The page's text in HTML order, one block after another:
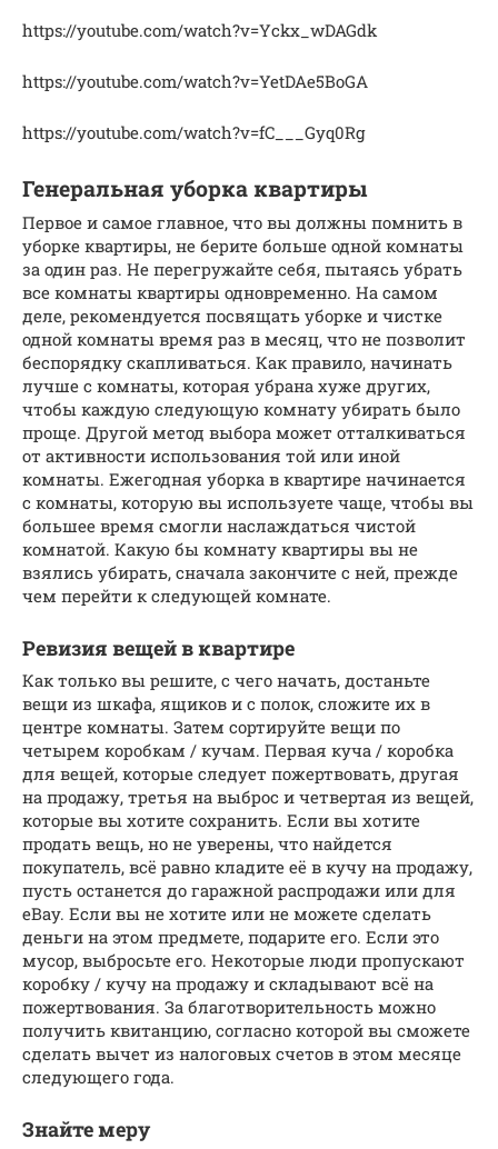
https://youtube.com/watch?v=Yckx_wDAGdk
https://youtube.com/watch?v=YetDAe5BoGA
https://youtube.com/watch?v=fC___Gyq0Rg
Генеральная уборка квартиры
Первое и самое главное, что вы должны помнить в
уборке квартиры, не берите больше одной комнаты
за один раз. Не перегружайте себя, пытаясь убрать
все комнаты квартиры одновременно. На самом
деле, рекомендуется посвящать уборке и чистке
одной комнаты время раз в месяц, что не позволит
беспорядку скапливаться. Как правило, начинать
лучше с комнаты, которая убрана хуже других,
чтобы каждую следующую комнату убирать было
проще. Другой метод выбора может отталкиваться
от активности использования той или иной
комнаты. Ежегодная уборка в квартире начинается
с комнаты, которую вы используете чаще, чтобы вы
большее время смогли наслаждаться чистой
комнатой. Какую бы комнату квартиры вы не
взялись убирать, сначала закончите с ней, прежде
чем перейти к следующей комнате.
Ревизия вещей в квартире
Как только вы решите, с чего начать, достаньте
вещи из шкафа, ящиков и с полок, сложите их в
центре комнаты. Затем сортируйте вещи по
четырем коробкам / кучам. Первая куча / коробка
для вещей, которые следует пожертвовать, другая
на продажу, третья на выброс и четвертая из вещей,
которые вы хотите сохранить. Если вы хотите
продать вещь, но не уверены, что найдется
покупатель, всё равно кладите её в кучу на продажу,
пусть останется до гаражной распродажи или для
eBay. Если вы не хотите или не можете сделать
деньги на этом предмете, подарите его. Если это
мусор, выбросьте его. Некоторые люди пропускают
коробку / кучу на продажу и складывают всё на
пожертвования. За благотворительность можно
получить квитанцию, согласно которой вы сможете
сделать вычет из налоговых счетов в этом месяце
следующего года.
Знайте меру